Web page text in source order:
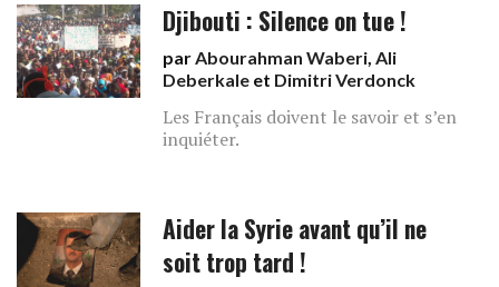
Djibouti : Silence on tue !
parAbourahman Waberi,Ali
Deberkale et Dimitri Verdonck
Les Français doivent le savoir et s’en
inquiéter.
Aider la Syrie avant qu’il ne
soit trop tard !